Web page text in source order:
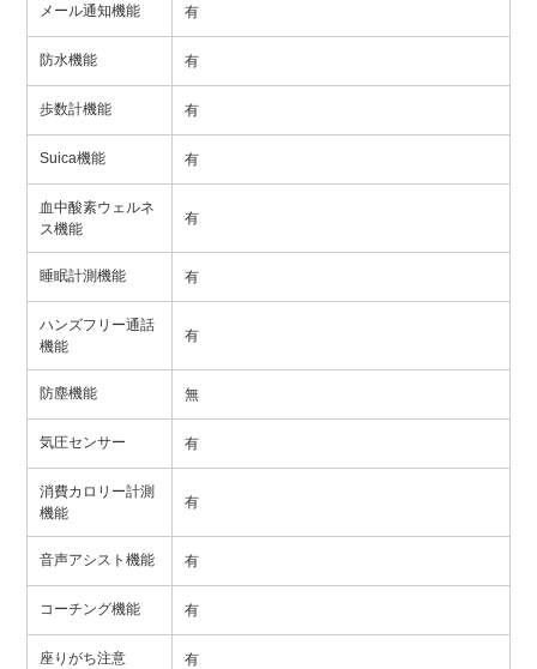
メール通知機能 有
防水機能 有
歩数計機能 有
Suica機能 有
血中酸素ウェルネ
ス機能
有
睡眠計測機能 有
ハンズフリー通話
機能
有
防塵機能 無
気圧センサー 有
消費カロリー計測
機能
有
音声アシスト機能 有
コーチング機能 有
座りがち注意 有